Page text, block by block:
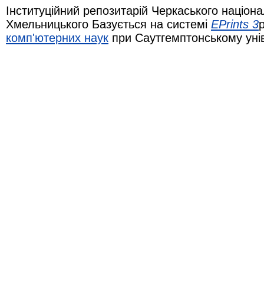
Інституційний репозитарій Черкаського
Хмельницького Базується на системі EPrints 3
комп'ютерних наук при Саутгемптонському